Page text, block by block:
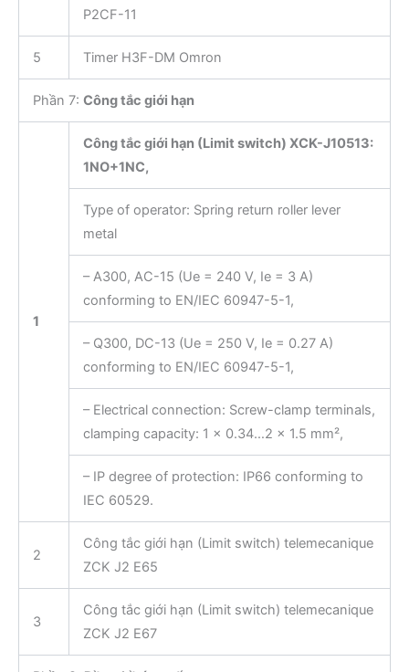
P2CF-11
5 Timer H3F-DM Omron
Phần 7: Công tắc giới hạn
1
Công tắc giới hạn (Limit switch) XCK-J10513:
1NO+1NC,
Type of operator: Spring return roller lever
metal
– A300, AC-15 (Ue = 240 V, Ie = 3 A)
conforming to EN/IEC 60947-5-1,
– Q300, DC-13 (Ue = 250 V, Ie = 0.27 A)
conforming to EN/IEC 60947-5-1,
– Electrical connection: Screw-clamp terminals,
clamping capacity: 1 x 0.34…2 x 1.5 mm²,
– IP degree of protection: IP66 conforming to
IEC 60529.
2
Công tắc giới hạn (Limit switch) telemecanique
ZCK J2 E65
3
Công tắc giới hạn (Limit switch) telemecanique
ZCK J2 E67